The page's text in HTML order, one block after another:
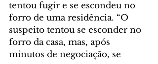
tentou fugir e se escondeu no
forro de uma residência. “O
suspeito tentou se esconder no
forro da casa, mas, após
minutos de negociação, se